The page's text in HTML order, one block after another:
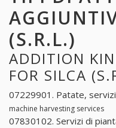
(S.R.L.)
ADDITION
FOR SILCA
07229901. Patate,
machine harvesting services
07830102. Servizi di